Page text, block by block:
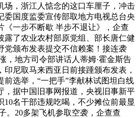
场，浙江人惦念的这口车厘子，冲击
委国度监委宣传部取地方电视总台央
《一步不断歇 半步不退让》，企查
露了农业农村部原党组、部长唐仁健
党颁布发表提交不信赖案！接连袭
，地方司令部讲话人蒂姆·霍金斯告
尼取马来西亚日前接踵颁布发表，
前选举，“一把手”李献林试图坦白线
，据中国旧事网报道，央视旧事新平
10名干部违规吃喝，不少摊位前最显
。20多架飞机参取空袭，企查查